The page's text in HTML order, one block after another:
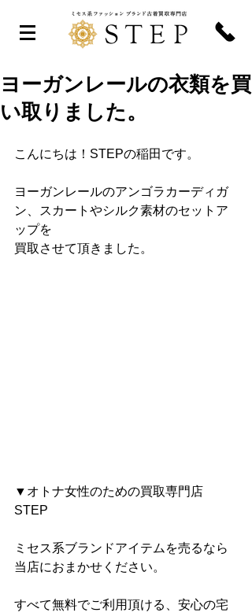
ヨーガンレールの衣類を買
い取りました。
こんにちは！STEPの稲田です。
ヨーガンレールのアンゴラカーディガ
ン、スカートやシルク素材のセットア
ップを
買取させて頂きました。
▼オトナ女性のための買取専門店
STEP
ミセス系ブランドアイテムを売るなら
当店におまかせください。
すべて無料でご利用頂ける、安心の宅